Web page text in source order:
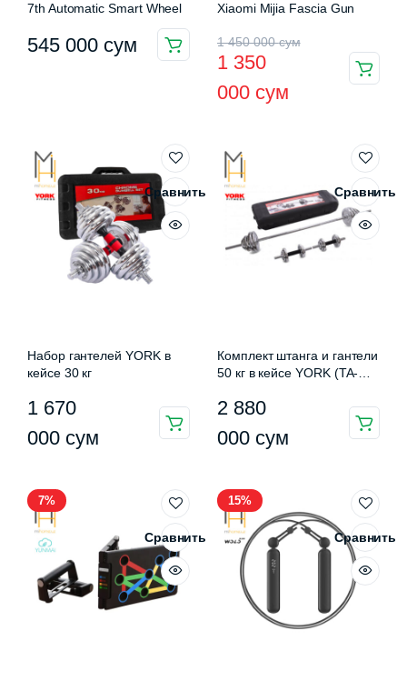
7th Automatic Smart Wheel
545 000 сум
Xiaomi Mijia Fascia Gun
1 450 000сум
Первоначальная
цена
составляла
450
000 сум.
1 350
000 сум
Текущая
цена:
1
000 сум.
Сравнить
Набор гантелей YORK в
кейсе 30 кг
1 670
000 сум
Сравнить
Комплект штанга и гантели
50 кг в кейсе YORK (TA-
2 880
000 сум
7%
Сравнить
15%
Сравнить